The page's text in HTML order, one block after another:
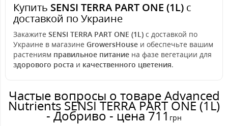
Купить SENSI TERRA PART ONE (1L) с
доставкой по Украине
Закажите SENSI TERRA PART ONE (1L) с доставкой по
Украине в магазине GrowersHouse и обеспечьте вашим
растениям правильное питание на фазе вегетации для
здорового роста и качественного цветения.
Частые вопросы о товаре Advanced
Nutrients SENSI TERRA PART ONE (1L)
- Добриво - цена 711 грн